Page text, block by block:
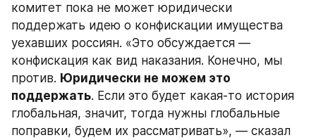
комитет пока не может юридически
поддержать идею о конфискации имущества
уехавших россиян. «Это обсуждается —
конфискация как вид наказания. Конечно, мы
против. Юридически не можем это
поддержать. Если это будет какая-то история
глобальная, значит, тогда нужны глобальные
поправки, будем их рассматривать», — сказал